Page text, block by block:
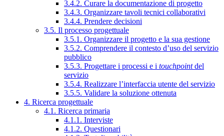
3.4.2. Curare la documentazione di progetto
3.4.3. Organizzare tavoli tecnici collaborativi
3.4.4. Prendere decisioni
3.5. Il processo progettuale
3.5.1. Organizzare il progetto e la sua gestione
3.5.2. Comprendere il contesto d’uso del servizio
pubblico
3.5.3. Progettare i processi e i touchpointdel
servizio
3.5.4. Realizzare l’interfaccia utente del servizio
3.5.5. Validare la soluzione ottenuta
4. Ricerca progettuale
4.1. Ricerca primaria
4.1.1. Interviste
4.1.2. Questionari